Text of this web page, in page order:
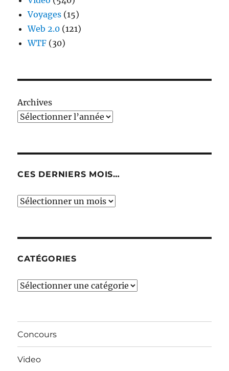
Voyages (15)
Web 2.0 (121)
WTF (30)
Archives
CES DERNIERS MOIS…
Ces
CATÉGORIES
Catégories
Concours
Video